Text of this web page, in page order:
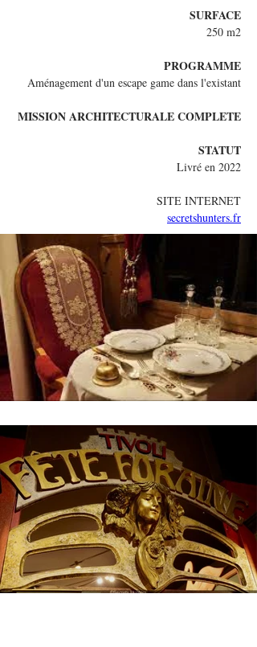
SURFACE
250 m2
PROGRAMME
Aménagement d'un escape game dans l'existant
MISSION ARCHITECTURALE COMPLETE
STATUT
Livré en 2022
SITE INTERNET
secretshunters.fr